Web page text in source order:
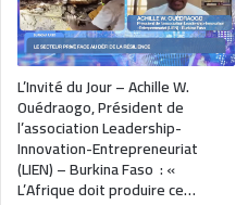
L’Invité du Jour – Achille W.
Ouédraogo, Président de
l’association Leadership-
Innovation-Entrepreneuriat
(LIEN) – Burkina Faso : «
L’Afrique doit produire ce…